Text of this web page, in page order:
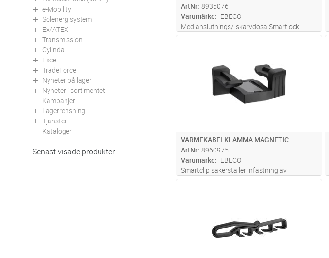
e-Mobility
Solenergisystem
Ex/ATEX
Transmission
Cylinda
Excel
TradeForce
Nyheter på lager
Nyheter i sortimentet
Kampanjer
Lagerrensning
Tjänster
Kataloger
Senast visade produkter
ArtNr 8935076
Varumärke
EBECO
Med anslutnings/-skarvdosa Smartlock
ansluts, förgrenas och skarvas värmekabel T-
VÄRMEKABELKLÄMMA MAGNETIC
ArtNr 8960975
Varumärke
EBECO
Smartclip säkerställer infästning av
värmekabel T-18 i takanläggningar utan att